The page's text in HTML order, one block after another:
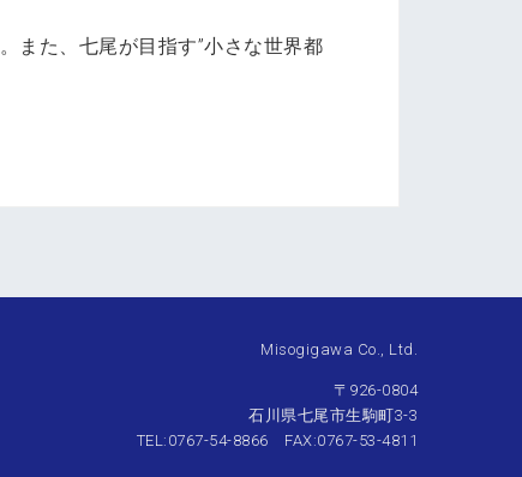
また、七尾が目指す”小さな世界都
Misogigawa Co., Ltd.
〒926-0804
石川県七尾市生駒町3-3
TEL:0767-54-8866 FAX:0767-53-4811